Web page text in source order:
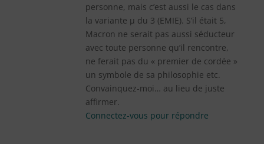
personne, mais c’est aussi le cas dans
la variante µ du 3 (EMIE). S’il était 5,
Macron ne serait pas aussi séducteur
avec toute personne qu’il rencontre,
ne ferait pas du « premier de cordée »
un symbole de sa philosophie etc.
Convainquez-moi… au lieu de juste
affirmer.
Connectez-vous pour répondre